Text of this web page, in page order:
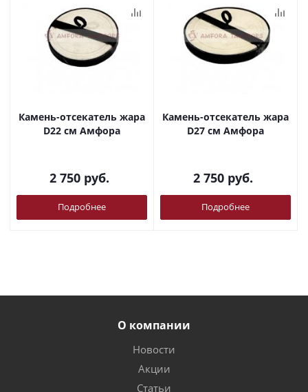
Камень-отсекатель жара
D22 см Амфора
2 750 руб.
Подробнее
Камень-отсекатель жара
D27 см Амфора
2 750 руб.
Подробнее
О компании
Новости
Акции
Статьи